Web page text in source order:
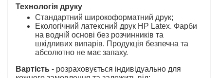
Технологія друку
Стандартний широкоформатний друк;
Екологічний латексний друк HP Latex. Фарби
на водній основі без розчинників та
шкідливих випарів. Продукція безпечна та
абсолютно не має запаху.
Вартість - розраховується індивідуально для